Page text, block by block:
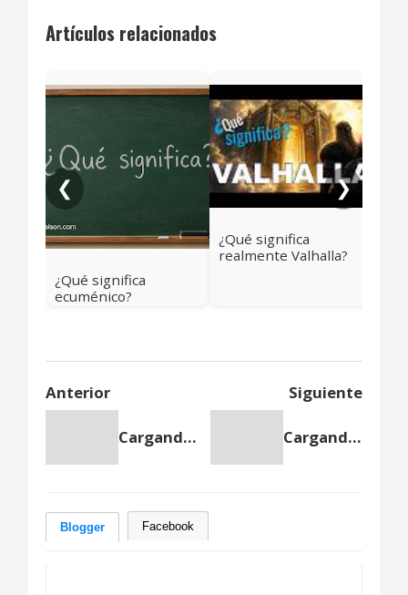
Artículos relacionados
❮
¿Qué significa
ecuménico?
¿Qué significa
realmente Valhalla?
❯
Anterior Siguiente
Cargando anterior... Cargando siguiente...
Blogger Facebook